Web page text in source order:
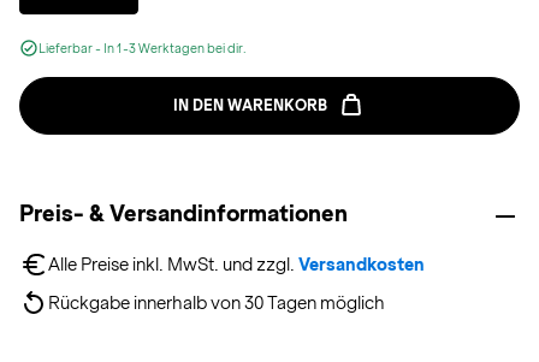
Lieferbar - In 1-3 Werktagen bei dir.
IN DEN WARENKORB
Preis- & Versandinformationen
Alle Preise inkl. MwSt. und zzgl. Versandkosten
Rückgabe innerhalb von 30 Tagen möglich